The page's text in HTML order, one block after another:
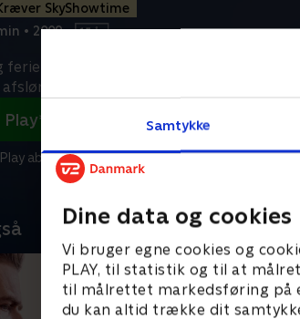
Samtykke
Dine data og cookies
Vi bruger egne cookies og
PLAY, til statistik og til at
til målrettet markedsføring på
du kan altid trække dit
SkyShowtime
• 2009 •
ferie i Brasilien krakelerer en 14-årig piges
sin fars utroskab. I mødet
abonnement